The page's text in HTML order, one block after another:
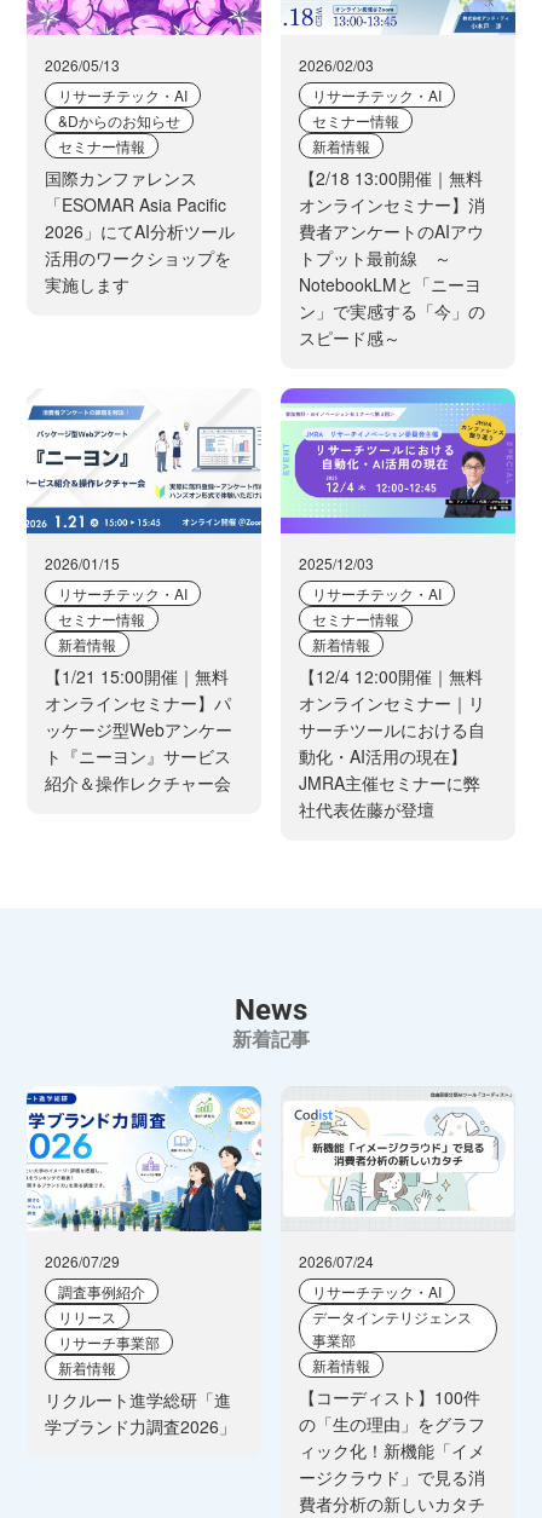
2026/05/13
リサーチテック・AI
&Dからのお知らせ
セミナー情報
国際カンファレンス
「ESOMAR Asia Pacific
2026」にてAI分析ツール
活用のワークショップを
実施します
2026/02/03
リサーチテック・AI
セミナー情報
新着情報
【2/18 13:00開催｜無料
オンラインセミナー】消
費者アンケートのAIアウ
トプット最前線 ～
NotebookLMと「ニーヨ
ン」で実感する「今」の
スピード感～
2026/01/15
リサーチテック・AI
セミナー情報
新着情報
【1/21 15:00開催｜無料
オンラインセミナー】パ
ッケージ型Webアンケー
ト『ニーヨン』サービス
紹介＆操作レクチャー会
2025/12/03
リサーチテック・AI
セミナー情報
新着情報
【12/4 12:00開催｜無料
オンラインセミナー｜リ
サーチツールにおける自
動化・AI活用の現在】
JMRA主催セミナーに弊
社代表佐藤が登壇
News
新着記事
2026/07/29
調査事例紹介
リリース
リサーチ事業部
新着情報
リクルート進学総研「進
学ブランド力調査2026」
2026/07/24
リサーチテック・AI
データインテリジェンス
事業部
新着情報
【コーディスト】100件
の「生の理由」をグラフ
ィック化！新機能「イメ
ージクラウド」で見る消
費者分析の新しいカタチ